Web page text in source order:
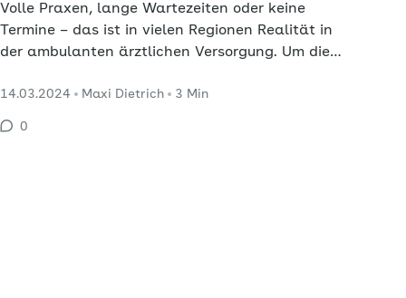
Volle Praxen, lange Wartezeiten oder keine
Termine – das ist in vielen Regionen Realität in
der ambulanten ärztlichen Versorgung. Um die
und im Praxisalltag von bürokratischen
Hemmnissen zu entlasten, legte das
14.03.2024 Maxi Dietrich 3 Min
0